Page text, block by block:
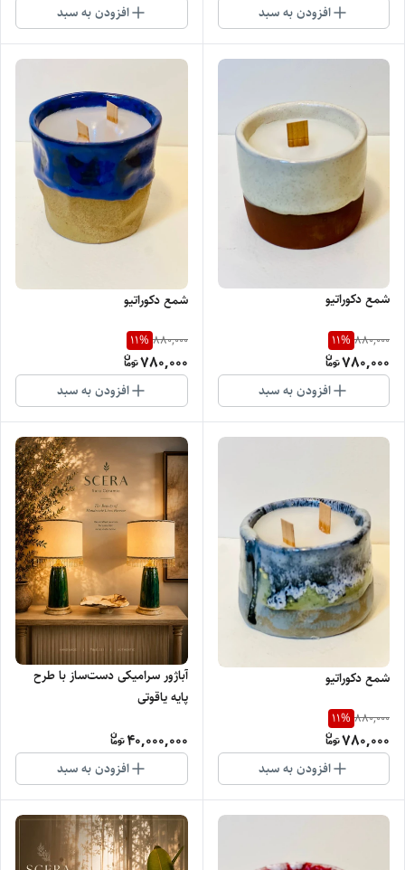
افزودن به سبد افزودن به سبد
شمع دکوراتیو
880,000
11%
780,000
افزودن به سبد
شمع دکوراتیو
880,000
11%
780,000
افزودن به سبد
شمع دکوراتیو
880,000
11%
780,000
افزودن به سبد
آباژور سرامیکی دست‌ساز با طرح
پایه یاقوتی
40,000,000
افزودن به سبد